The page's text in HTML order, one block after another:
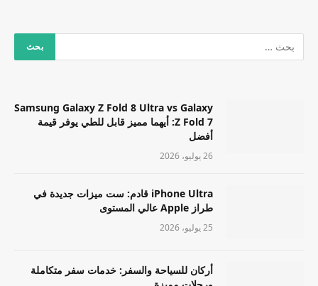
Samsung Galaxy Z Fold 8 Ultra vs Galaxy
Z Fold 7: أيهما مميز قابل للطي يوفر قيمة
أفضل
26 يوليو، 2026
iPhone Ultra قادم: ست ميزات جديدة في
طراز Apple عالي المستوى
25 يوليو، 2026
أركان للسياحة والسفر: خدمات سفر متكاملة